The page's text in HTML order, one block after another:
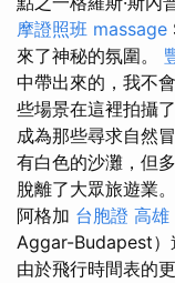
摩證照班 massage
來了神秘的氛圍。
中帶出來的，我不
些場景在這裡拍攝了
成為那些尋求自然
有白色的沙灘，但
脫離了大眾旅遊業。
阿格加 台胞證 高雄
Aggar-Budapest）
由於飛行時間表的